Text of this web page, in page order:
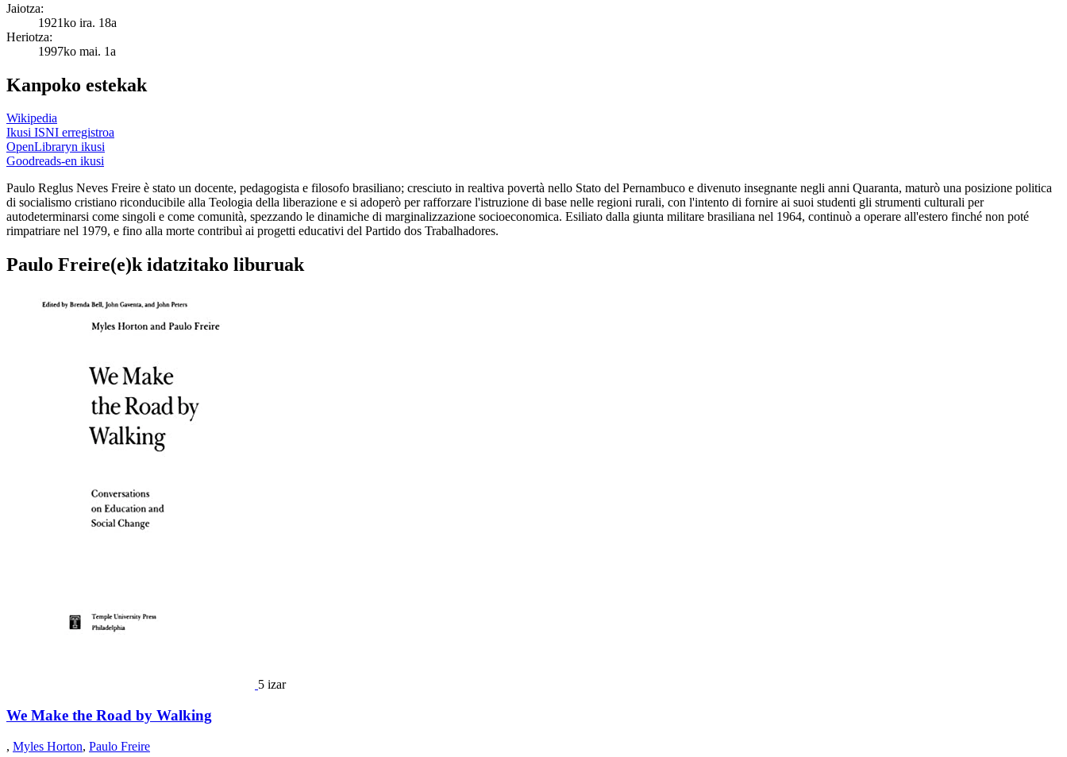
Jaiotza:
1921ko ira. 18a
Heriotza:
1997ko mai. 1a
Kanpoko estekak
Wikipedia
Ikusi ISNI erregistroa
OpenLibraryn ikusi
Goodreads-en ikusi
Paulo Reglus Neves Freire è stato un docente, pedagogista e filosofo brasiliano; cresciuto in realtiva povertà nello Stato del Pernambuco e divenuto insegnante negli anni Quaranta, maturò una posizione politica
di socialismo cristiano riconducibile alla Teologia della liberazione e si adoperò per rafforzare l'istruzione di base nelle regioni rurali, con l'intento di fornire ai suoi studenti gli strumenti culturali per
autodeterminarsi come singoli e come comunità, spezzando le dinamiche di marginalizzazione socioeconomica. Esiliato dalla giunta militare brasiliana nel 1964, continuò a operare all'estero finché non poté
rimpatriare nel 1979, e fino alla morte contribuì ai progetti educativi del Partido dos Trabalhadores.
Paulo Freire(e)k idatzitako liburuak
5 izar
We Make the Road by Walking
, Myles Horton, Paulo Freire